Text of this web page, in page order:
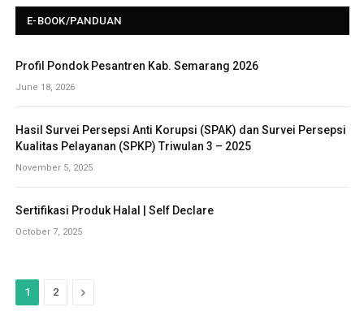
E-BOOK/PANDUAN
Profil Pondok Pesantren Kab. Semarang 2026
June 18, 2026
Hasil Survei Persepsi Anti Korupsi (SPAK) dan Survei Persepsi
Kualitas Pelayanan (SPKP) Triwulan 3 – 2025
November 5, 2025
Sertifikasi Produk Halal | Self Declare
October 7, 2025
1 2
N